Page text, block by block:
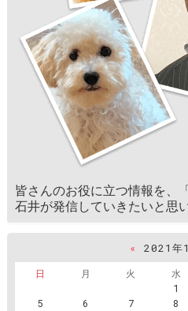
皆さんのお役に立つ情報を、
石井が発信していきたいと思
« 2021年
日
月 火 水
1
5
6 7 8